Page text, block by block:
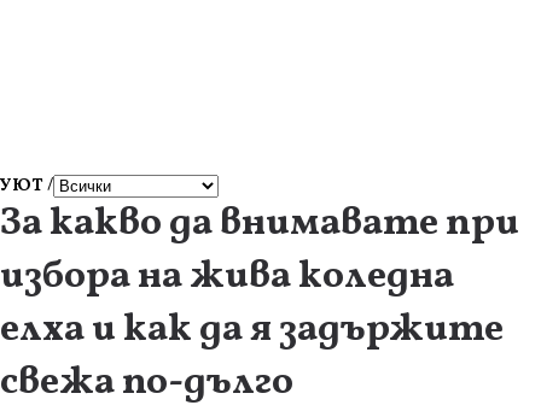
УЮТ /
За какво да внимавате при
избора на жива коледна
елха и как да я задържите
свежа по-дълго